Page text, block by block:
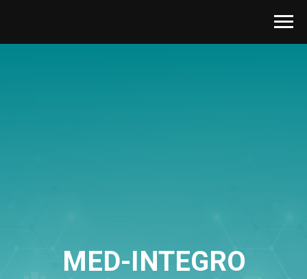
MED-INTEGRO